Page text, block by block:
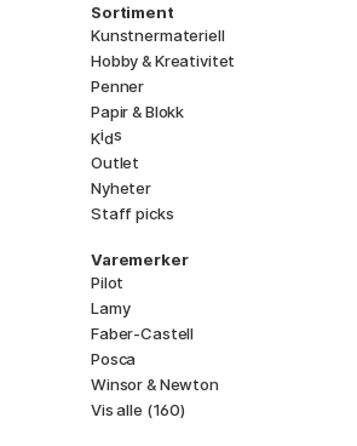
Sortiment
Kunstnermateriell
Hobby & Kreativitet
Penner
Papir & Blokk
Kids
Outlet
Nyheter
Staff picks
Varemerker
Pilot
Lamy
Faber-Castell
Posca
Winsor & Newton
Vis alle (160)